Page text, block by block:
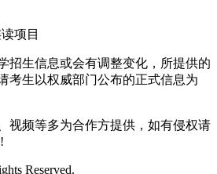
项目
招生信息或会有调整变化，所提供的
考生以权威部门公布的正式信息为
视频等多为合作方提供，如有侵权请
Reserved.